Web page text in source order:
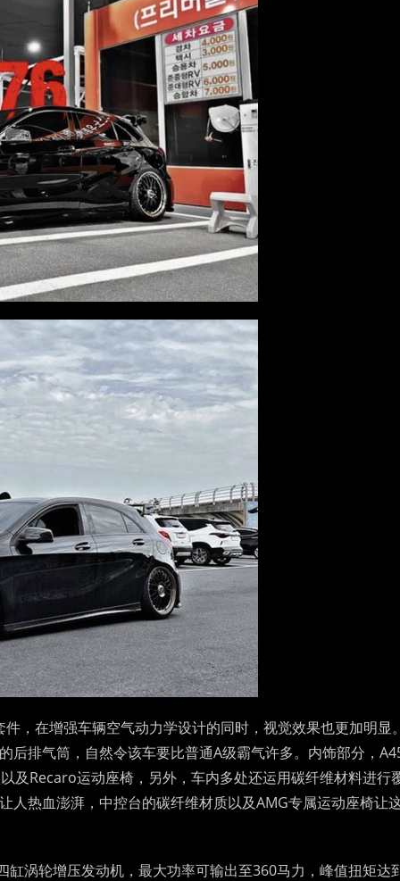
，在增强车辆空气动力学设计的同时，视觉效果也更加明显
后排气筒，自然令该车要比普通A级霸气许多。内饰部分，
及Recaro运动座椅，另外，车内多处还运用碳纤维材料进行
人热血澎湃，中控台的碳纤维材质以及AMG专属运动座椅让
缸涡轮增压发动机，最大功率可输出至360马力，峰值扭矩达